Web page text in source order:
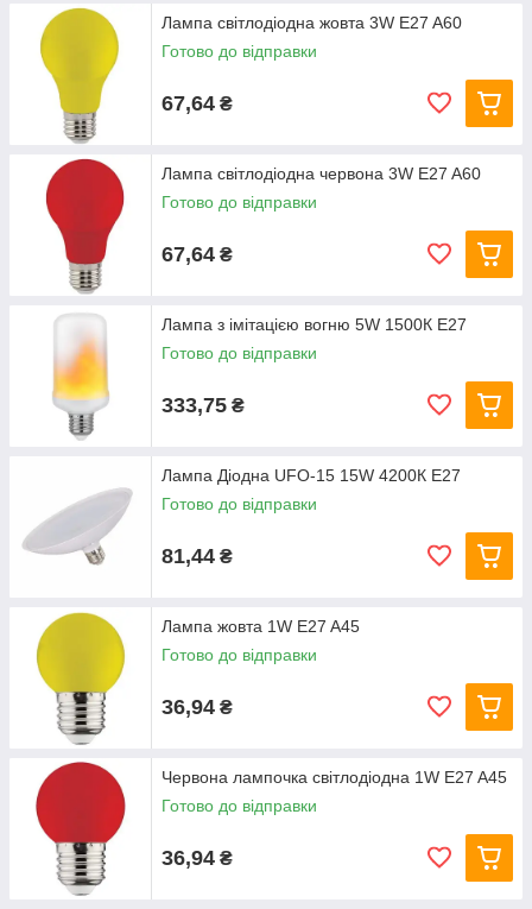
Лампа світлодіодна жовта 3W E27 A60
Готово до відправки
67,64 ₴
Лампа світлодіодна червона 3W E27 A60
Готово до відправки
67,64 ₴
Лампа з імітацією вогню 5W 1500К E27
Готово до відправки
333,75 ₴
Лампа Діодна UFO-15 15W 4200К E27
Готово до відправки
81,44 ₴
Лампа жовта 1W E27 A45
Готово до відправки
36,94 ₴
Червона лампочка світлодіодна 1W E27 A45
Готово до відправки
36,94 ₴